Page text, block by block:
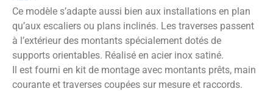
Ce modèle s’adapte aussi bien aux installations en plan
qu’aux escaliers ou plans inclinés. Les traverses passent
à l’extérieur des montants spécialement dotés de
supports orientables. Réalisé en acier inox satiné.
Il est fourni en kit de montage avec montants prêts, main
courante et traverses coupées sur mesure et raccords.